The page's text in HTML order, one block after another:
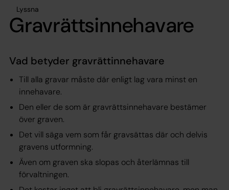
Lyssna
Gravrättsinnehavare
Vad betyder gravrättinnehavare
Till alla gravar måste där enligt lag vara minst en
innehavare.
Den eller de som är gravrättsinnehavare bestämer
över graven.
Det vill säga vem som får gravsättas där och delvis
gravens utformning.
Även om graven ska slopas och återlämnas till
förvaltningen.